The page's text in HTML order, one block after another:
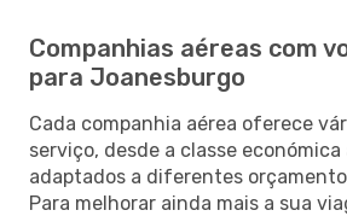
Companhias aéreas com
para Joanesburgo
Cada companhia aérea oferece
serviço, desde a classe
adaptados a diferentes
Para melhorar ainda mais a sua